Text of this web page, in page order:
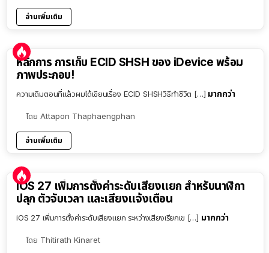
อ่านเพิ่มเติม
หลักการ การเก็บ ECID SHSH ของ iDevice พร้อม
ภาพประกอบ!
ความเดิมตอนที่แล้วผมได้เขียนเรื่อง ECID SHSHวิธีทำชีวิต […] มากกว่า
โดย Attapon Thaphaengphan
อ่านเพิ่มเติม
iOS 27 เพิ่มการตั้งค่าระดับเสียงแยก สำหรับนาฬิกา
ปลุก ตัวจับเวลา และเสียงแจ้งเตือน
iOS 27 เพิ่มการตั้งค่าระดับเสียงแยก ระหว่างเสียงเรียกเข […] มากกว่า
โดย Thitirath Kinaret